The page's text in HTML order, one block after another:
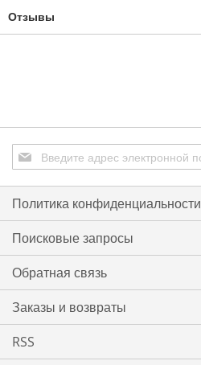
Отзывы
Подписаться
на
нашу
рассылку:
Политика конфиденциальности
Поисковые запросы
Обратная связь
Заказы и возвраты
RSS